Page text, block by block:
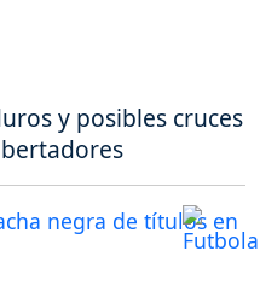
y posibles cruces